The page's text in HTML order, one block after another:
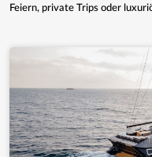
Feiern, private Trips oder